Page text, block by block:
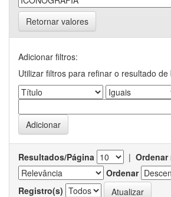
Retornar valores
Adicionar filtros:
Utilizar filtros para refinar o resultado de
Resultados/Página |
Ordenar
Registro(s)